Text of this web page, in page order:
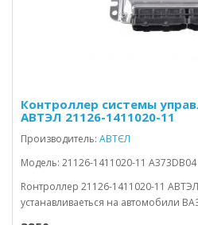
Контроллер системы
АВТЭЛ 21126-1411020-11
Производитель: АВТЄЛ
Модель: 21126-1411020-11 A373DB04
Rонтроллер 21126-1411020-11
устанавливаеться на автомобили